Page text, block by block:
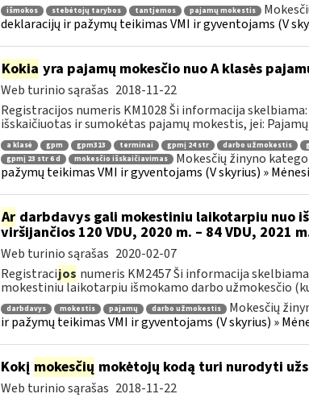
išmokos stebėtojų tarybos tantjemos pajamų mokestis
deklaracijų ir pažymų teikimas VMI ir gyventojams (V
Kokia yra pajamų mokesčio nuo A klasės
Web turinio sąrašas 2018-11-22
Registracijos numeris KM1028 Ši informacija
išskaičiuotas ir sumokėtas pajamų mokestis, jei:
a klasė gpm gpm313 terminai gpmį 24 str darbo užmokestis
gpmį 23 str 6 d
mokesčio išskaičiavimas Mokesčių žinyno
pažymų teikimas VMI ir gyventojams (V skyrius) »
Ardarbdavys gali mokestiniu laikotarpiu nuo
viršijančios 120 VDU, 2020 m. – 84 VDU, 2021
Web turinio sąrašas 2020-02-07
Registracijos numeris KM2457 Ši informacija
mokestiniu laikotarpiu išmokamo darbo užmokesčio
darbdavys mokestis pajamų darbo užmokestis Mokesčių
ir pažymų teikimas VMI ir gyventojams (V skyrius) »
Kokį mokesčių mokėtojų kodą turi nurodyti
Web turinio sąrašas 2018-11-22